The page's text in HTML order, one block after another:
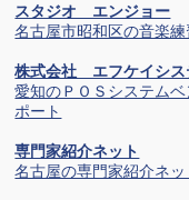
スタジオ エンジョー
名古屋市昭和区の音楽
株式会社 エフケイシス
愛知のＰＯＳシステム
ポート
専門家紹介ネット
名古屋の専門家紹介ネッ